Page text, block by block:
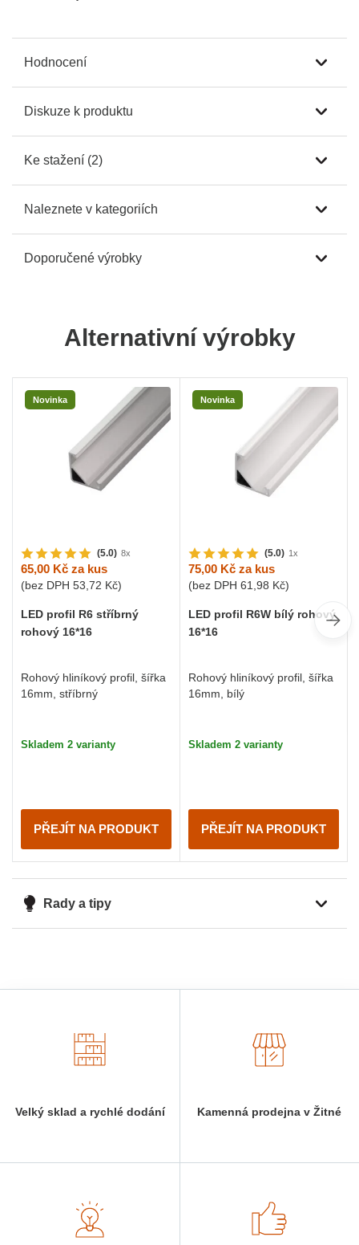
Hodnocení
Diskuze k produktu
Ke stažení (2)
Naleznete v kategoriích
Doporučené výrobky
Alternativní výrobky
Novinka
(5.0) 8x
65,00 Kč za kus
(bez DPH 53,72 Kč)
LED profil R6 stříbrný
rohový 16*16
Rohový hliníkový profil, šířka
16mm, stříbrný
Skladem 2 varianty
PŘEJÍT NA PRODUKT
Novinka
(5.0) 1x
75,00 Kč za kus
(bez DPH 61,98 Kč)
LED profil R6W bílý rohový
16*16
Rohový hliníkový profil, šířka
16mm, bílý
Skladem 2 varianty
PŘEJÍT NA PRODUKT
Rady a tipy
Velký sklad a rychlé dodání Kamenná prodejna v Žitné